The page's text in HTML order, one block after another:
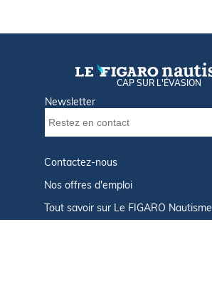
CAP SUR L'ÉVASION
Newsletter
Contactez-nous
Nos offres d'emploi
Tout savoir sur Le FIGARO Nautisme